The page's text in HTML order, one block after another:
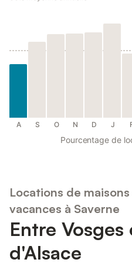
A S O N D J
Pourcentage de
Locations de
vacances à Saverne
Entre
d'Alsace